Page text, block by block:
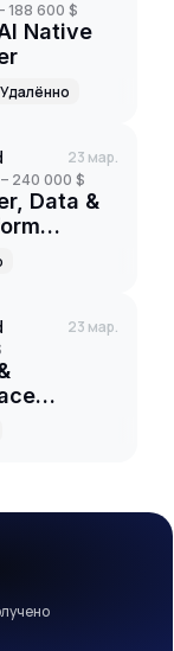
188 600 $
Native
Удалённо
23 мар.
– 240 000 $
Data &
23 мар.
(6-